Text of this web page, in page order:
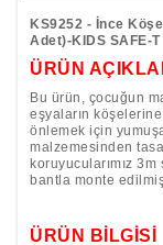
KS9252 - İnce
Adet)-KIDS SAFE-T
ÜRÜN
Bu ürün, çocuğun
eşyaların
önlemek için
malzemesinden
koruyucularımız
bantla monte
ÜRÜN BİLGİSİ